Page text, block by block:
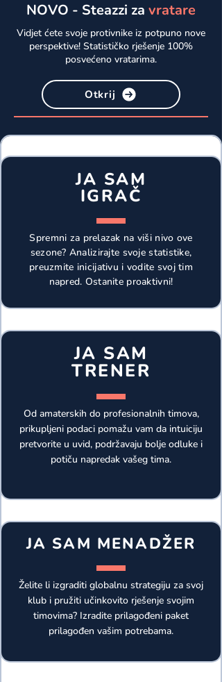
NOVO - Steazzi za vratare
Vidjet ćete svoje protivnike iz potpuno nove
perspektive! Statističko rješenje 100%
posvećeno vratarima.
Otkrij
JA SAM
IGRAČ
Spremni za prelazak na viši nivo ove
sezone? Analizirajte svoje statistike,
preuzmite inicijativu i vodite svoj tim
napred. Ostanite proaktivni!
JA SAM
TRENER
Od amaterskih do profesionalnih timova,
prikupljeni podaci pomažu vam da intuiciju
pretvorite u uvid, podržavaju bolje odluke i
potiču napredak vašeg tima.
JA SAM MENADŽER
Želite li izgraditi globalnu strategiju za svoj
klub i pružiti učinkovito rješenje svojim
timovima? Izradite prilagođeni paket
prilagođen vašim potrebama.